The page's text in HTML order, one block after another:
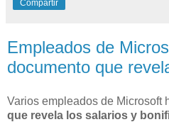
Compartir
Empleados de
documento que
Varios empleados de Microsoft
que revela los salarios y